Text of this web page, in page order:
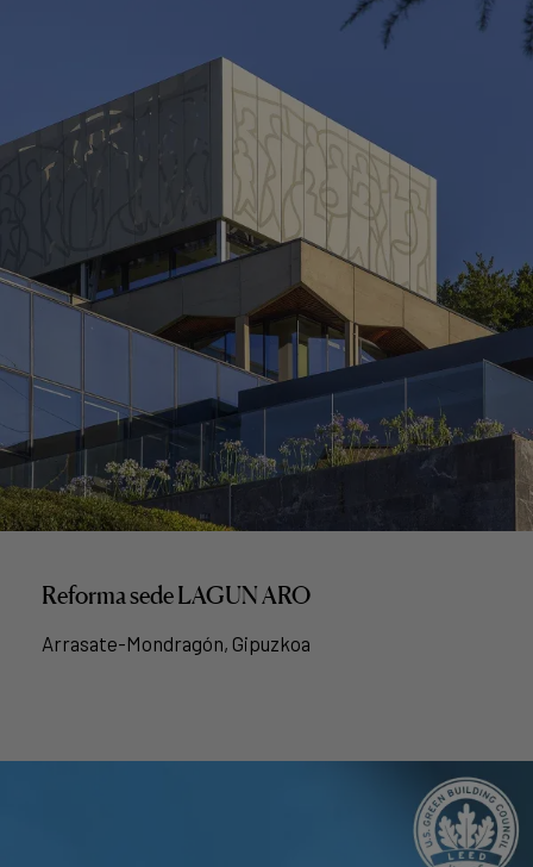
Reforma sede LAGUN ARO
Arrasate-Mondragón, Gipuzkoa